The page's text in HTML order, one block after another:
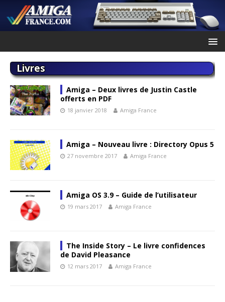
Livres
Amiga – Deux livres de Justin Castle
offerts en PDF
18 janvier 2018 Amiga France
Amiga – Nouveau livre : Directory Opus 5
27 novembre 2017 Amiga France
Amiga OS 3.9 – Guide de l’utilisateur
19 mars 2017 Amiga France
The Inside Story – Le livre confidences
de David Pleasance
12 mars 2017 Amiga France